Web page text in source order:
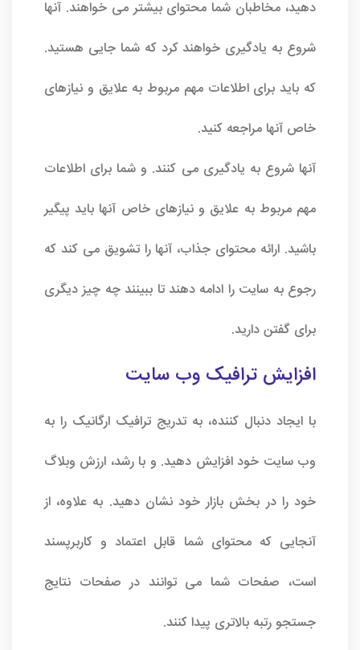
دهید، مخاطبان شما محتوای بیشتر می خواهند. آنها
شروع به یادگیری خواهند کرد که شما جایی هستید.
که باید برای اطلاعات مهم مربوط به علایق و نیازهای
خاص آنها مراجعه کنید.
آنها شروع به یادگیری می کنند. و شما برای اطلاعات
مهم مربوط به علایق و نیازهای خاص آنها باید پیگیر
باشید. ارائه محتوای جذاب، آنها را تشویق می کند که
رجوع به سایت را ادامه دهند تا ببینند چه چیز دیگری
برای گفتن دارید.
افزایش ترافیک وب سایت
با ایجاد دنبال کننده، به تدریج ترافیک ارگانیک را به
وب سایت خود افزایش دهید. و با رشد، ارزش وبلاگ
خود را در بخش بازار خود نشان دهید. به علاوه، از
آنجایی که محتوای شما قابل اعتماد و کاربرپسند
است، صفحات شما می توانند در صفحات نتایج
جستجو رتبه بالاتری پیدا کنند.